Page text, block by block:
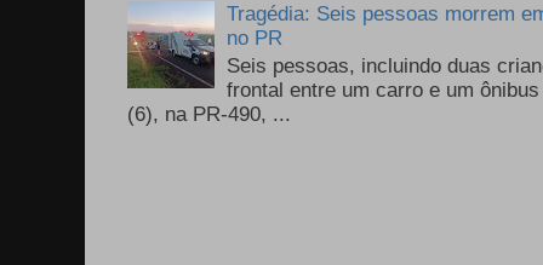
Tragédia: Seis pessoas morrem
no PR
Seis pessoas, incluindo duas
frontal entre um carro e um
(6), na PR-490, ...